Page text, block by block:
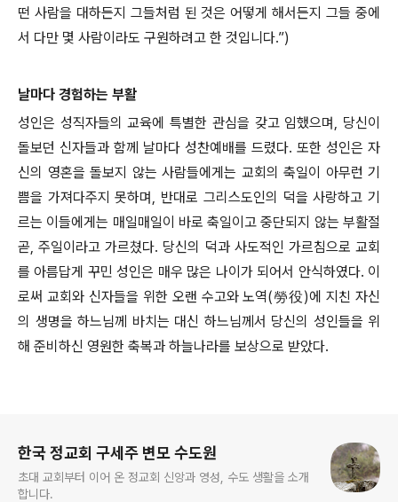
떤 사람을 대하든지 그들처럼 된 것은 어떻게 해서든지 그들 중에
서 다만 몇 사람이라도 구원하려고 한 것입니다.”)
날마다 경험하는 부활
성인은 성직자들의 교육에 특별한 관심을 갖고 임했으며, 당신이
돌보던 신자들과 함께 날마다 성찬예배를 드렸다. 또한 성인은 자
신의 영혼을 돌보지 않는 사람들에게는 교회의 축일이 아무런 기
쁨을 가져다주지 못하며, 반대로 그리스도인의 덕을 사랑하고 기
르는 이들에게는 매일매일이 바로 축일이고 중단되지 않는 부활절
곧, 주일이라고 가르쳤다. 당신의 덕과 사도적인 가르침으로 교회
를 아름답게 꾸민 성인은 매우 많은 나이가 되어서 안식하였다. 이
로써 교회와 신자들을 위한 오랜 수고와 노역(勞役)에 지친 자신
의 생명을 하느님께 바치는 대신 하느님께서 당신의 성인들을 위
해 준비하신 영원한 축복과 하늘나라를 보상으로 받았다.
한국 정교회 구세주 변모 수도원
초대 교회부터 이어 온 정교회 신앙과 영성, 수도 생활을 소개
합니다.